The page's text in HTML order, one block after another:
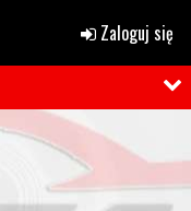
Zaloguj się